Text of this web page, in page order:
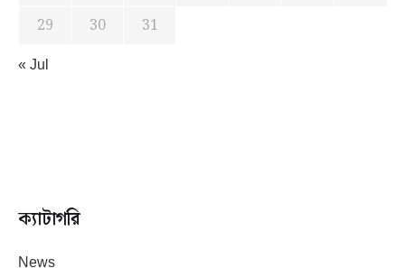
29
30 31
« Jul
ক্যাটাগরি
News